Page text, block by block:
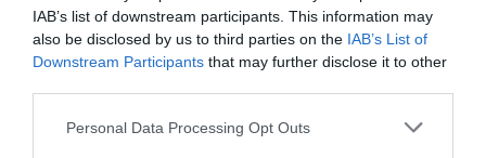
IAB’s list of downstream participants. This information may
also be disclosed by us to third parties on the IAB’s List of
Downstream Participants that may further disclose it to other
Personal Data Processing Opt Outs
vacanţă de două săptămâni.
Deţine opt proprietăţi